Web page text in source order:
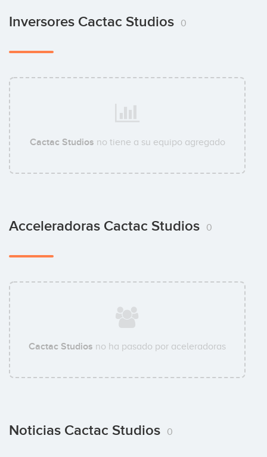
Inversores Cactac Studios 0
Cactac Studios no tiene a su equipo agregado
Acceleradoras Cactac Studios 0
Cactac Studios no ha pasado por aceleradoras
Noticias Cactac Studios 0